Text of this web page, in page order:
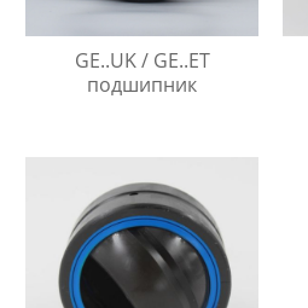
GE..UK / GE..ET
подшипник